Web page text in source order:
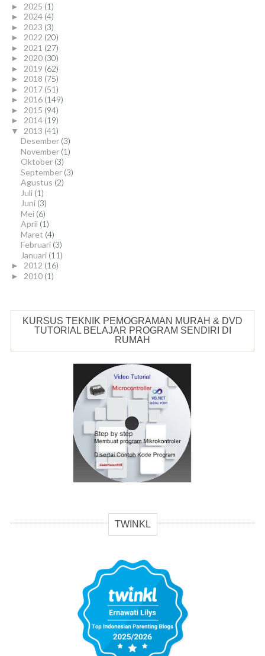
► 2025 (1)
► 2024 (4)
► 2023 (3)
► 2022 (20)
► 2021 (27)
► 2020 (30)
► 2019 (62)
► 2018 (75)
► 2017 (51)
► 2016 (149)
► 2015 (94)
► 2014 (19)
▼ 2013 (41)
Desember (3)
November (1)
Oktober (3)
September (3)
Agustus (2)
Juli (1)
Juni (3)
Mei (6)
April (1)
Maret (4)
Februari (3)
Januari (11)
► 2012 (16)
► 2010 (1)
KURSUS TEKNIK PEMOGRAMAN MURAH & DVD
TUTORIAL BELAJAR PROGRAM SENDIRI DI
RUMAH
TWINKL